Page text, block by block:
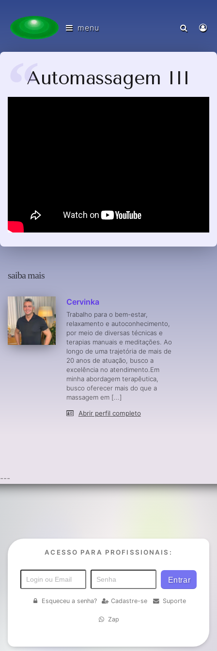
menu
Automassagem III
saiba mais
Cervinka
Trabalho para o bem-estar,
relaxamento e autoconhecimento,
por meio de diversas técnicas e
terapias manuais e meditações. Ao
longo de uma trajetória de mais de
20 anos de atuação, busco a
excelência no atendimento.Em
minha abordagem terapêutica,
busco oferecer mais do que a
massagem em [...]
Abrir perfil completo
---
ACESSO PARA PROFISSIONAIS:
Esqueceu a senha? Cadastre-se Suporte
Zap